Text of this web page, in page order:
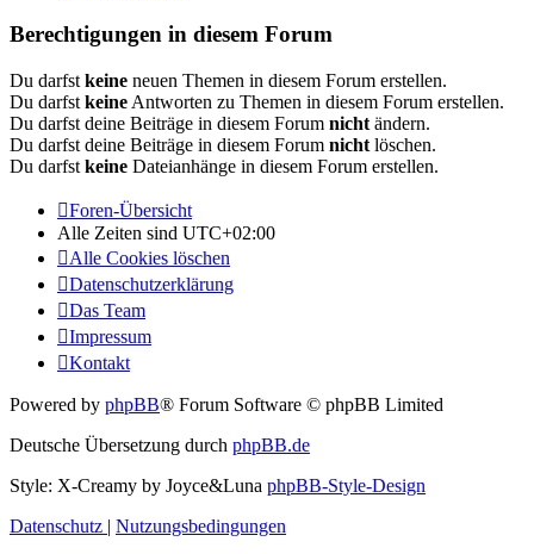
Berechtigungen in diesem Forum
Du darfst keine neuen Themen in diesem Forum erstellen.
Du darfst keine Antworten zu Themen in diesem Forum erstellen.
Du darfst deine Beiträge in diesem Forum nicht ändern.
Du darfst deine Beiträge in diesem Forum nicht löschen.
Du darfst keine Dateianhänge in diesem Forum erstellen.
Foren-Übersicht
Alle Zeiten sind UTC+02:00
Alle Cookies löschen
Datenschutzerklärung
Das Team
Impressum
Kontakt
Powered by phpBB® Forum Software © phpBB Limited
Deutsche Übersetzung durch phpBB.de
Style: X-Creamy by Joyce&Luna phpBB-Style-Design
Datenschutz | Nutzungsbedingungen